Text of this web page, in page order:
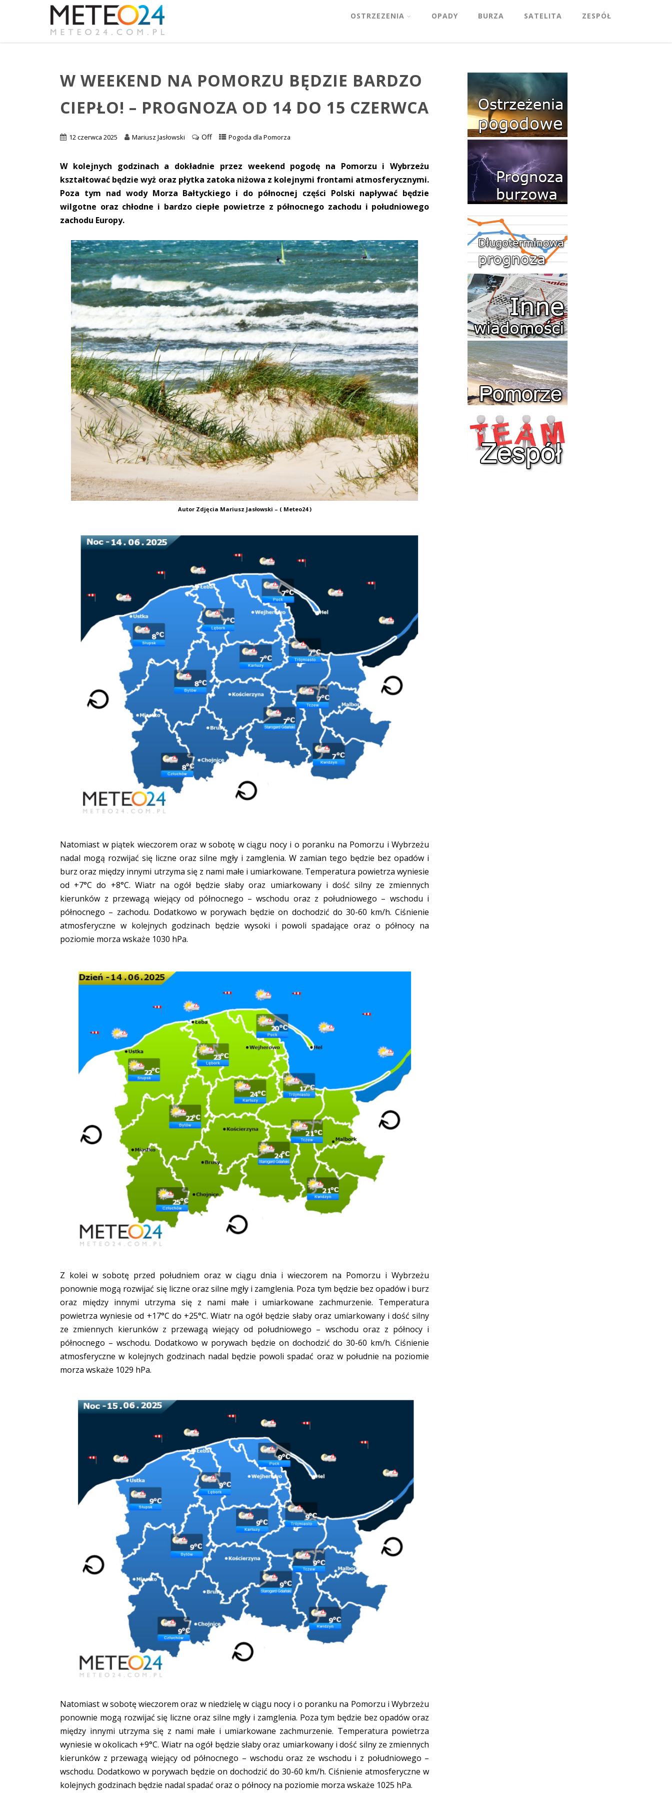
OSTRZEZENIA OPADY BURZA SATELITA ZESPÓŁ
W WEEKEND NA POMORZU BĘDZIE BARDZO
CIEPŁO! – PROGNOZA OD 14 DO 15 CZERWCA
12 czerwca 2025 Mariusz Jasłowski Off Pogoda dla Pomorza
W kolejnych godzinach a dokładnie przez weekend pogodę na Pomorzu i Wybrzeżu
kształtować będzie wyż oraz płytka zatoka niżowa z kolejnymi frontami atmosferycznymi.
Poza tym nad wody Morza Bałtyckiego i do północnej części Polski napływać będzie
wilgotne oraz chłodne i bardzo ciepłe powietrze z północnego zachodu i południowego
zachodu Europy.
Autor Zdjęcia Mariusz Jasłowski – ( Meteo24 )
Natomiast w piątek wieczorem oraz w sobotę w ciągu nocy i o poranku na Pomorzu i Wybrzeżu
nadal mogą rozwijać się liczne oraz silne mgły i zamglenia. W zamian tego będzie bez opadów i
burz oraz między innymi utrzyma się z nami małe i umiarkowane. Temperatura powietrza wyniesie
od +7°C do +8°C. Wiatr na ogół będzie słaby oraz umiarkowany i dość silny ze zmiennych
kierunków z przewagą wiejący od północnego – wschodu oraz z południowego – wschodu i
północnego – zachodu. Dodatkowo w porywach będzie on dochodzić do 30-60 km/h. Ciśnienie
atmosferyczne w kolejnych godzinach będzie wysoki i powoli spadające oraz o północy na
poziomie morza wskaże 1030 hPa.
Z kolei w sobotę przed południem oraz w ciągu dnia i wieczorem na Pomorzu i Wybrzeżu
ponownie mogą rozwijać się liczne oraz silne mgły i zamglenia. Poza tym będzie bez opadów i burz
oraz między innymi utrzyma się z nami małe i umiarkowane zachmurzenie. Temperatura
powietrza wyniesie od +17°C do +25°C. Wiatr na ogół będzie słaby oraz umiarkowany i dość silny
ze zmiennych kierunków z przewagą wiejący od południowego – wschodu oraz z północy i
północnego – wschodu. Dodatkowo w porywach będzie on dochodzić do 30-60 km/h. Ciśnienie
atmosferyczne w kolejnych godzinach nadal będzie powoli spadać oraz w południe na poziomie
morza wskaże 1029 hPa.
Natomiast w sobotę wieczorem oraz w niedzielę w ciągu nocy i o poranku na Pomorzu i Wybrzeżu
ponownie mogą rozwijać się liczne oraz silne mgły i zamglenia. Poza tym będzie bez opadów oraz
między innymi utrzyma się z nami małe i umiarkowane zachmurzenie. Temperatura powietrza
wyniesie w okolicach +9°C. Wiatr na ogół będzie słaby oraz umiarkowany i dość silny ze zmiennych
kierunków z przewagą wiejący od północnego – wschodu oraz ze wschodu i z południowego –
wschodu. Dodatkowo w porywach będzie on dochodzić do 30-60 km/h. Ciśnienie atmosferyczne w
kolejnych godzinach będzie nadal spadać oraz o północy na poziomie morza wskaże 1025 hPa.